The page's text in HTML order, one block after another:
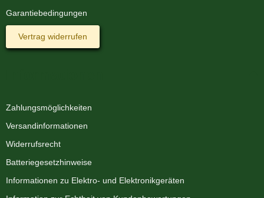
Garantiebedingungen
Vertrag widerrufen
Zahlungsmöglichkeiten
Versandinformationen
Widerrufsrecht
Batteriegesetzhinweise
Informationen zu Elektro- und Elektronikgeräten